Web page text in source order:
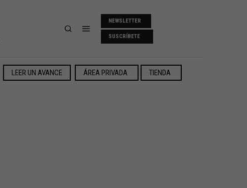
NEWSLETTER
SUSCRÍBETE
LEER UN AVANCE ÁREA PRIVADA TIENDA